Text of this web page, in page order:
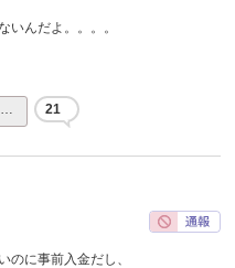
いんだよ。。。。
21
のに事前入金だし、